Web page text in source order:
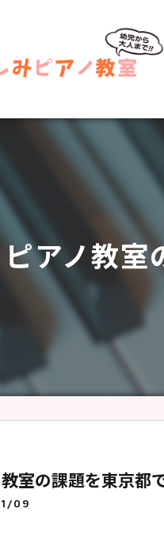
ピアノ教室
教室の課題を東京都
09